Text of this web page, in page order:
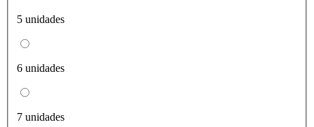
5 unidades
6 unidades
7 unidades